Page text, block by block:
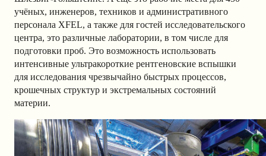
учёных, инженеров, техников и административного
персонала XFEL, а также для гостей исследовательского
центра, это различные лаборатории, в том числе для
подготовки проб. Это возможность использовать
интенсивные ультракороткие рентгеновские вспышки
для исследования чрезвычайно быстрых процессов,
крошечных структур и экстремальных состояний
материи.